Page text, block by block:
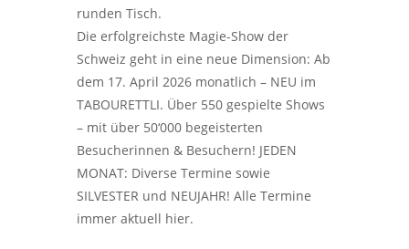
runden Tisch.
Die erfolgreichste Magie-Show der
Schweiz geht in eine neue Dimension: Ab
dem 17. April 2026 monatlich – NEU im
TABOURETTLI. Über 550 gespielte Shows
– mit über 50‘000 begeisterten
Besucherinnen & Besuchern! JEDEN
MONAT: Diverse Termine sowie
SILVESTER und NEUJAHR! Alle Termine
immer aktuell hier.